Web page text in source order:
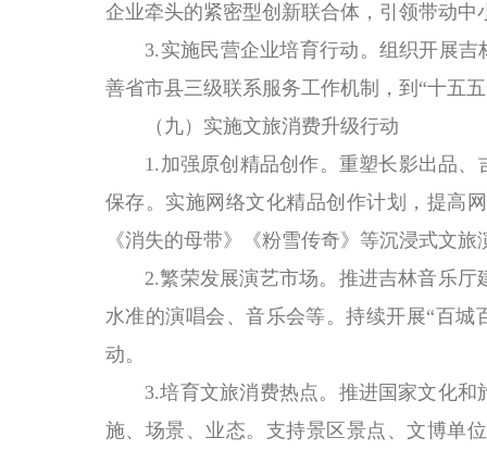
企业牵头的紧密型创新联合体，引领带动中
3.实施民营企业培育行动。组织开展吉
善省市县三级联系服务工作机制，到“十五
（九）实施文旅消费升级行动
1.加强原创精品创作。重塑长影出品、
保存。实施网络文化精品创作计划，提高
《消失的母带》《粉雪传奇》等沉浸式文旅
2.繁荣发展演艺市场。推进吉林音乐厅
水准的演唱会、音乐会等。持续开展“百城
动。
3.培育文旅消费热点。推进国家文化和
施、场景、业态。支持景区景点、文博单